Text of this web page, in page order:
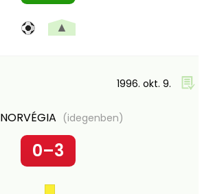
▲
1996. okt. 9.
NORVÉGIA (idegenben)
0–3